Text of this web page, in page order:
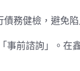
務健檢，避免
事前諮詢」。在